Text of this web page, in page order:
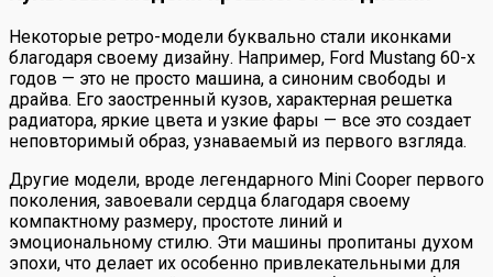
Некоторые ретро-модели буквально стали иконками
благодаря своему дизайну. Например, Ford Mustang 60-х
годов — это не просто машина, а синоним свободы и
драйва. Его заостренный кузов, характерная решетка
радиатора, яркие цвета и узкие фары — все это создает
неповторимый образ, узнаваемый из первого взгляда.
Другие модели, вроде легендарного Mini Cooper первого
поколения, завоевали сердца благодаря своему
компактному размеру, простоте линий и
эмоциональному стилю. Эти машины пропитаны духом
эпохи, что делает их особенно привлекательными для